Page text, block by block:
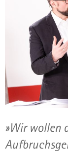
»Wir wollen